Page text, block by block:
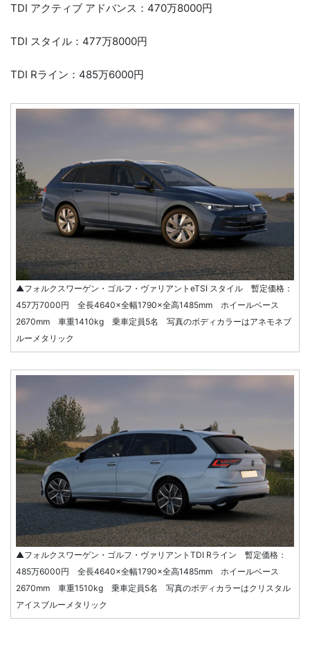
TDI アクティブ アドバンス：470万8000円
TDI スタイル：477万8000円
TDI Rライン：485万6000円
▲フォルクスワーゲン・ゴルフ・ヴァリアントeTSI スタイル 暫定価格：
457万7000円 全長4640×全幅1790×全高1485mm ホイールベース
2670mm 車重1410kg 乗車定員5名 写真のボディカラーはアネモネブ
ルーメタリック
▲フォルクスワーゲン・ゴルフ・ヴァリアントTDI Rライン 暫定価格：
485万6000円 全長4640×全幅1790×全高1485mm ホイールベース
2670mm 車重1510kg 乗車定員5名 写真のボディカラーはクリスタル
アイスブルーメタリック